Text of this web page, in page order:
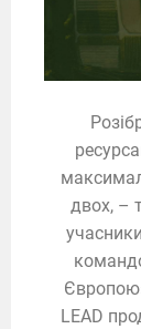
двох, –
LEAD